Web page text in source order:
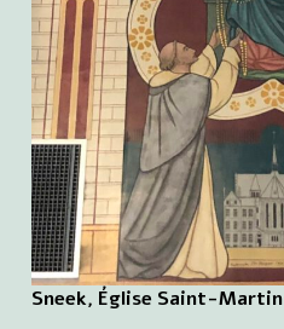
Sneek, Église Saint-Martin